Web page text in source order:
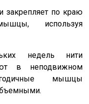
закрепляет по краю
используя
недель нити
в неподвижном
мышцы